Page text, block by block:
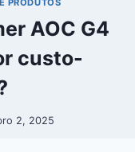
PRODUTOS
AOC G4
custo-
2, 2025